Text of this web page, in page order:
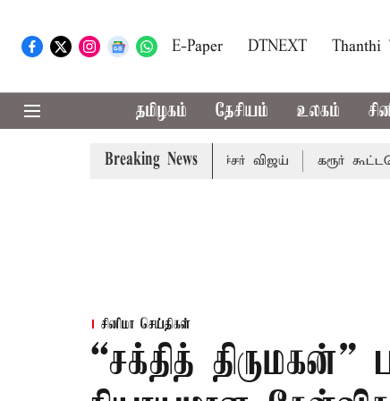
E-Paper DTNEXT Thanthi
தமிழகம் தேசியம் உலகம்
Breaking News
பாதிக்கும்: முதல்-அமைச்சர் விஜய் கரூர்
சினிமா செய்திகள்
“சக்தித்